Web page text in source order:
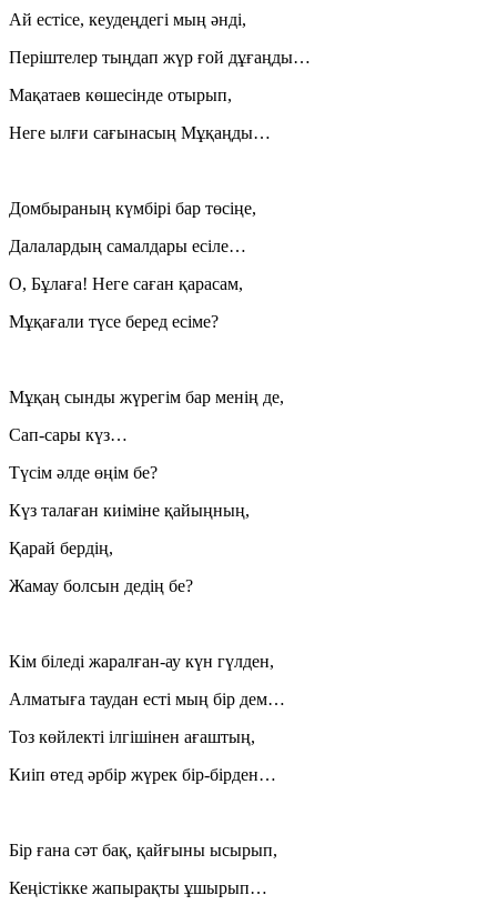
Ай естісе, кеудеңдегі мың әнді,
Періштелер тыңдап жүр ғой дұғаңды…
Мақатаев көшесінде отырып,
Неге ылғи сағынасың Мұқаңды…
Домбыраның күмбірі бар төсіңе,
Далалардың самалдары есіле…
О, Бұлаға! Неге саған қарасам,
Мұқағали түсе беред есіме?
Мұқаң сынды жүрегім бар менің де,
Сап-сары күз…
Түсім әлде өңім бе?
Күз талаған киіміне қайыңның,
Қарай бердің,
Жамау болсын дедің бе?
Кім біледі жаралған-ау күн гүлден,
Алматыға таудан есті мың бір дем…
Тоз көйлекті ілгішінен ағаштың,
Киіп өтед әрбір жүрек бір-бірден…
Бір ғана сәт бақ, қайғыны ысырып,
Кеңістікке жапырақты ұшырып…